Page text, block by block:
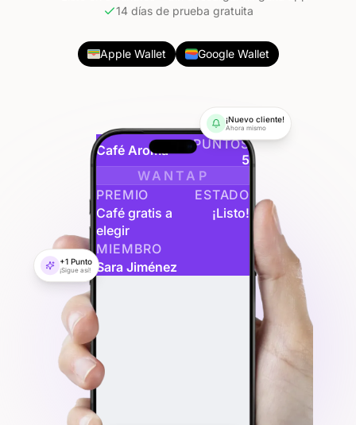
14 días de prueba gratuita
Apple Wallet Google Wallet
Café Aroma
PUNTOS
5
WANTAP
PREMIO
Café gratis a
elegir
ESTADO
¡Listo!
MIEMBRO
Sara Jiménez
¡Nuevo cliente!
Ahora mismo
+1 Punto
¡Sigue así!